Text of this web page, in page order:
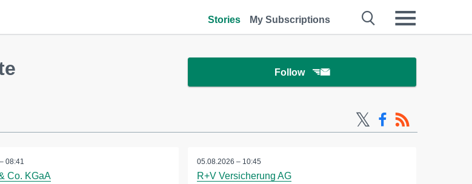
Stories My Subscriptions
Follow
08:41
Co. KGaA
05.08.2026 – 10:45
R+V Versicherung AG